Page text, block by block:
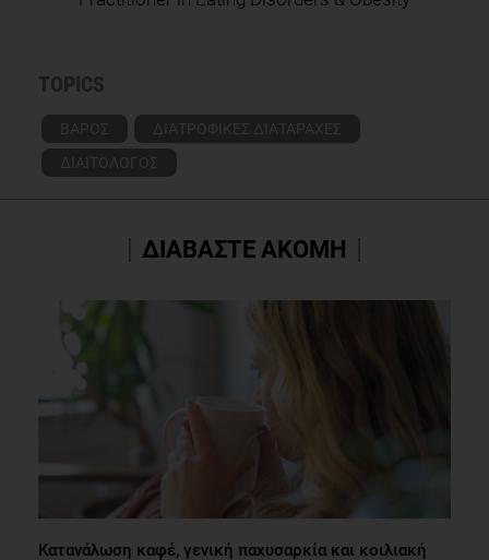
TOPICS
ΒΑΡΟΣ
ΔΙΑΤΡΟΦΙΚΕΣ ΔΙΑΤΑΡΑΧΕΣ
ΔΙΑΙΤΟΛΟΓΟΣ
ΔΙΑΒΑΣΤΕ ΑΚΟΜΗ
Κατανάλωση καφέ, γενική παχυσαρκία και κοιλιακή